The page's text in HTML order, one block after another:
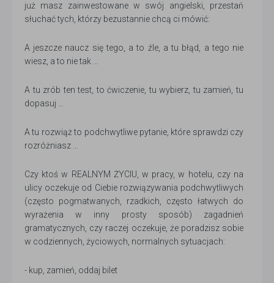
już masz zainwestowane w swój angielski, przestań
słuchać tych, którzy bezustannie chcą ci mówić:
A jeszcze naucz się tego, a to źle, a tu błąd, a tego nie
wiesz, a to nie tak …
A tu zrób ten test, to ćwiczenie, tu wybierz, tu zamień, tu
dopasuj …
A tu rozwiąż to podchwytliwe pytanie, które sprawdzi czy
rozróżniasz …
Czy ktoś w REALNYM ŻYCIU, w pracy, w hotelu, czy na
ulicy oczekuje od Ciebie rozwiązywania podchwytliwych
(często pogmatwanych, rzadkich, często łatwych do
wyrażenia w inny prosty sposób) zagadnień
gramatycznych, czy raczej oczekuje, że poradzisz sobie
w codziennych, życiowych, normalnych sytuacjach:
- kup, zamień, oddaj bilet